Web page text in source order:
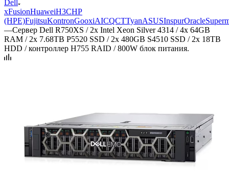
Dell
xFusionHuaweiH3CHP
(HPE)FujitsuKontronGooxiAICQCTTyanASUSInspurOracle
—Сервер Dell R750XS / 2x Intel Xeon Silver 4314 / 4x 64GB
RAM / 2x 7.68TB P5520 SSD / 2x 480GB S4510 SSD / 2x 18TB
HDD / контроллер H755 RAID / 800W блок питания.